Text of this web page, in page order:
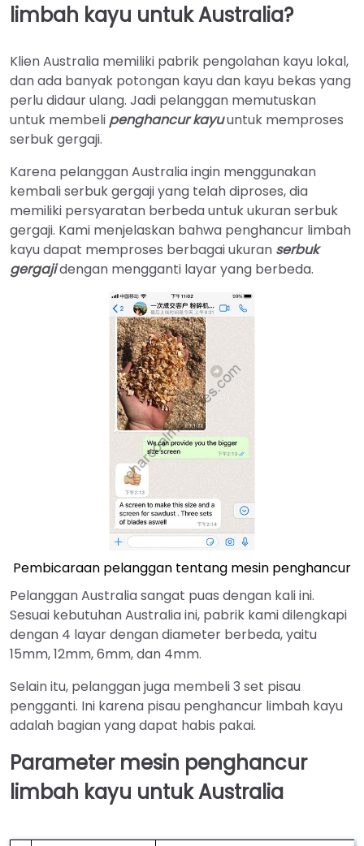
limbah kayu untuk Australia?
Klien Australia memiliki pabrik pengolahan kayu lokal,
dan ada banyak potongan kayu dan kayu bekas yang
perlu didaur ulang. Jadi pelanggan memutuskan
untuk membeli penghancur kayuuntuk memproses
serbuk gergaji.
Karena pelanggan Australia ingin menggunakan
kembali serbuk gergaji yang telah diproses, dia
memiliki persyaratan berbeda untuk ukuran serbuk
gergaji. Kami menjelaskan bahwa penghancur limbah
kayu dapat memproses berbagai ukuran serbuk
gergajidengan mengganti layar yang berbeda.
Pembicaraan pelanggan tentang mesin penghancur
Pelanggan Australia sangat puas dengan kali ini.
Sesuai kebutuhan Australia ini, pabrik kami dilengkapi
dengan 4 layar dengan diameter berbeda, yaitu
15mm, 12mm, 6mm, dan 4mm.
Selain itu, pelanggan juga membeli 3 set pisau
pengganti. Ini karena pisau penghancur limbah kayu
adalah bagian yang dapat habis pakai.
Parameter mesin penghancur
limbah kayu untuk Australia